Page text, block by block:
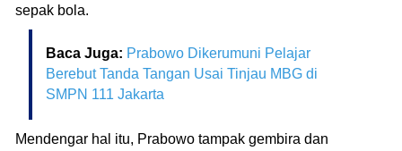
sepak bola.
Baca Juga: Prabowo Dikerumuni Pelajar
Berebut Tanda Tangan Usai Tinjau MBG di
SMPN 111 Jakarta
Mendengar hal itu, Prabowo tampak gembira dan